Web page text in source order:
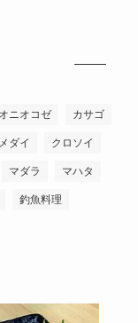
オニオコゼ カサゴ
ダイ クロソイ
マダラ マハタ
釣魚料理